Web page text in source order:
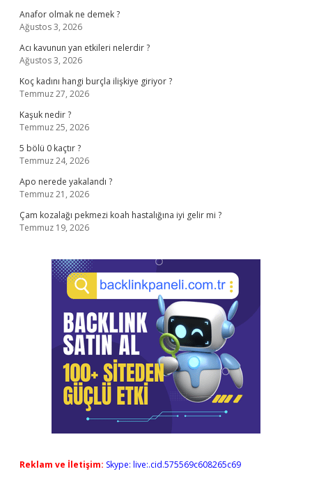
Anafor olmak ne demek ?
Ağustos 3, 2026
Acı kavunun yan etkileri nelerdir ?
Ağustos 3, 2026
Koç kadını hangi burçla ilişkiye giriyor ?
Temmuz 27, 2026
Kaşuk nedir ?
Temmuz 25, 2026
5 bölü 0 kaçtır ?
Temmuz 24, 2026
Apo nerede yakalandı ?
Temmuz 21, 2026
Çam kozalağı pekmezi koah hastalığına iyi gelir mi ?
Temmuz 19, 2026
Reklam ve İletişim: Skype: live:.cid.575569c608265c69